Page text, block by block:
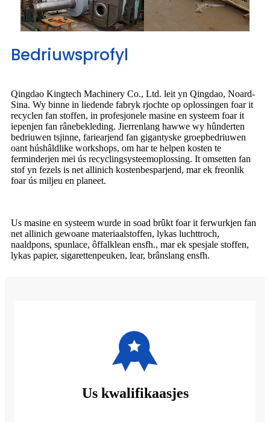
Bedriuwsprofyl
Qingdao Kingtech Machinery Co., Ltd. leit yn Qingdao, Noard-
Sina. Wy binne in liedende fabryk rjochte op oplossingen foar it
recyclen fan stoffen, in profesjonele masine en systeem foar it
iepenjen fan rânebekleding. Jierrenlang hawwe wy hûnderten
bedriuwen tsjinne, fariearjend fan gigantyske groepbedriuwen
oant húshâldlike workshops, om har te helpen kosten te
ferminderjen mei ús recyclingsysteemoplossing. It omsetten fan
stof yn fezels is net allinich kostenbesparjend, mar ek freonlik
foar ús miljeu en planeet.
Us masine en systeem wurde in soad brûkt foar it ferwurkjen fan
net allinich gewoane materiaalstoffen, lykas luchttroch,
naaldpons, spunlace, ôffalklean ensfh., mar ek spesjale stoffen,
lykas papier, sigarettenpeuken, lear, brânslang ensfh.
Us kwalifikaasjes